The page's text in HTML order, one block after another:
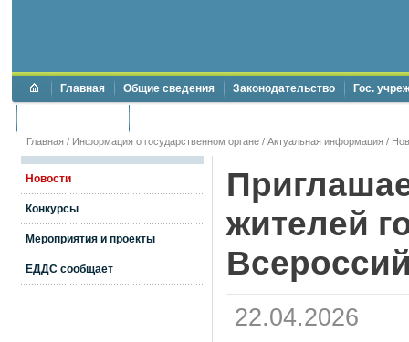
Главная Общие сведения Законодательство Гос.
Главная / Информация о государственном органе / Актуальная информация /
Новости
Конкурсы
Мероприятия и проекты
ЕДДС сообщает
жителей
22.04.2026